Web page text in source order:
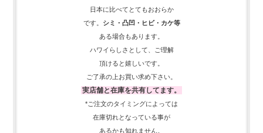
日本に比べてとてもおおらか
です。
シミ・凸凹・ヒビ・カケ等
ある場合もあります。
ハワイらしさとして、
ご理解
頂ける と嬉しいです。
ご了承の上お買い求め下さい。
実店舗と在庫を共有してます。
*ご注文のタイミングによっては
在庫切れとなっている事が
あるかも知れません。